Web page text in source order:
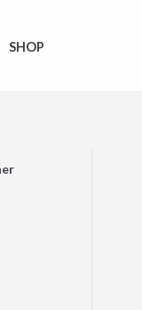
SHOP